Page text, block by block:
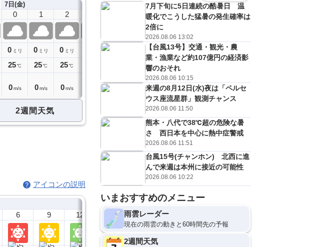
7日(金)
0
0 ミリ
25℃
0 m/s
1
0 ミリ
25℃
0 m/s
2
0 ミリ
25℃
0 m/s
5
ミリ
24℃
m/s
6
0ミリ
24 ℃
0m/s
7
0ミリ
1m/s
8
0ミリ
1 m/s
9
1
2週間天気
アイコンの説明
6 9 12
7月下旬に5日連続の酷暑日 温
暖化でこうした猛暑の発生確率は
2倍に
2026.08.06 13:02
【台風13号】交通・観光・農
業・漁業など約107億円の経済影
響のおそれ
2026.08.06 10:15
来週の8月12日(水)夜は「ペルセ
ウス座流星群」観測チャンス
2026.08.06 11:50
熊本・八代で38℃超の危険な暑
さ 西日本を中心に熱中症警戒
2026.08.06 11:51
台風15号(チャンホン) 北西に進
んで来週は本州に接近の可能性
2026.08.06 10:22
いまおすすめのメニュー
雨雲レーダー
現在の雨雲の動きと60時間先の予報
2週間天気